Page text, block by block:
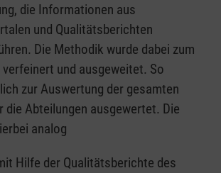
die Informationen aus
und Qualitätsberichten
Die Methodik wurde dabei zum
und ausgeweitet. So
zur Auswertung der gesamten
die Abteilungen ausgewertet. Die
analog
Hilfe der Qualitätsberichte des